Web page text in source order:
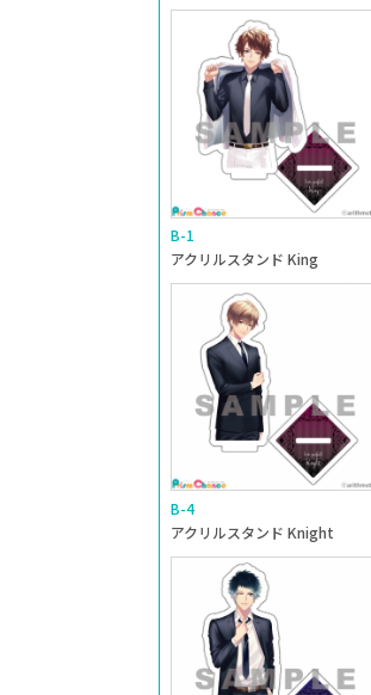
B-1
アクリルスタンド King
B-4
アクリルスタンド Knight